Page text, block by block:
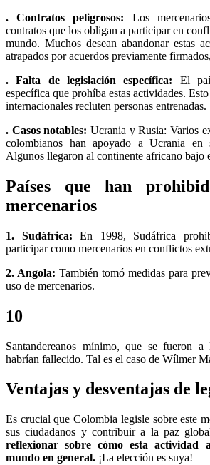
. Contratos peligrosos: Los
contratos que los obligan a participar en
mundo. Muchos desean abandonar estas
atrapados por acuerdos previamente
. Falta de legislación específica: El
específica que prohíba estas actividades.
internacionales recluten personas entrenadas.
. Casos notables: Ucrania y Rusia: Varios
colombianos han apoyado a Ucrania en
Algunos llegaron al continente africano bajo
Países que han
mercenarios
1. Sudáfrica: En 1998, Sudáfrica
participar como mercenarios en conflictos
2. Angola: También tomó medidas para
uso de mercenarios.
10
Santandereanos mínimo, que se fueron
habrían fallecido. Tal es el caso de Wílmer
Ventajas y desventajas de
Es crucial que Colombia legisle sobre este
sus ciudadanos y contribuir a la paz
reflexionar sobre cómo esta actividad
mundo en general. ¡La elección es suya!